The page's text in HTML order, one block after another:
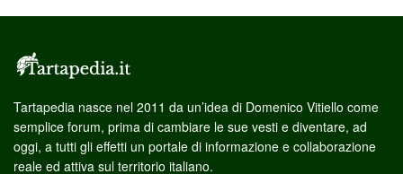
Tartapedia nasce nel 2011 da un’idea di Domenico Vitiello come
semplice forum, prima di cambiare le sue vesti e diventare, ad
oggi, a tutti gli effetti un portale di informazione e collaborazione
reale ed attiva sul territorio italiano.